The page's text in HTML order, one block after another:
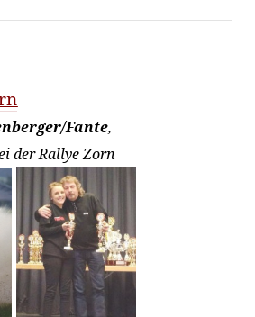
Fante,
der Rallye Zorn